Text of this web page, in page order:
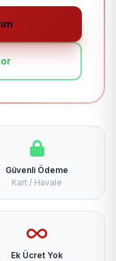
Güvenli Ödeme
Kart / Havale
Ek Ücret Yok